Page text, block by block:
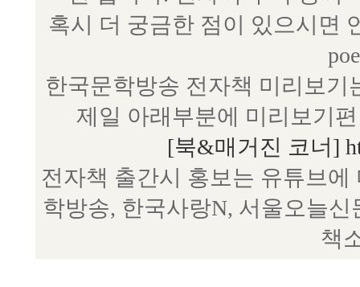
혹시 더 궁금한 점이 있으시면
한국문학방송 전자책 미리보
제일 아래부분에 미리보기
[북&매거진 코너]
전자책 출간시 홍보는 유튜브
학방송, 한국사랑N, 서울오늘
책